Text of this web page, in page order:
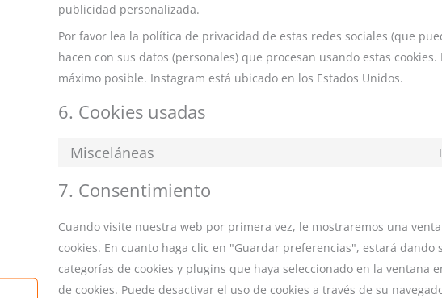
publicidad personalizada.
Por favor lea la política de privacidad de estas redes sociales (que
hacen con sus datos (personales) que procesan usando estas
máximo posible. Instagram está ubicado en los Estados Unidos.
6. Cookies usadas
Misceláneas
7. Consentimiento
Cuando visite nuestra web por primera vez, le mostraremos una
cookies. En cuanto haga clic en "Guardar preferencias", estará
categorías de cookies y plugins que haya seleccionado en la ventana
de cookies. Puede desactivar el uso de cookies a través de su